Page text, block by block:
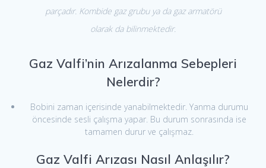
parçadır. Kombide gaz grubu ya da gaz armatörü
olarak da bilinmektedir.
Gaz Valfi’nin Arızalanma Sebepleri
Nelerdir?
Bobini zaman içerisinde yanabilmektedir. Yanma durumu
öncesinde sesli çalışma yapar. Bu durum sonrasında ise
tamamen durur ve çalışmaz.
Gaz Valfi Arızası Nasıl Anlaşılır?